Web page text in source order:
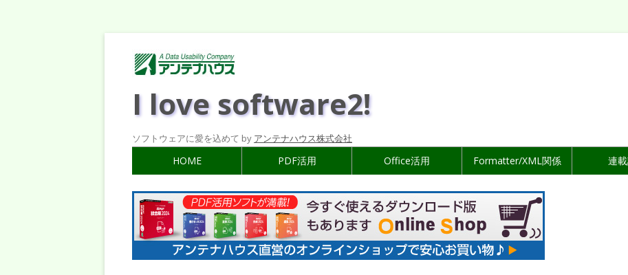
I love software2!
ソフトウェアに愛を込めて by アンテナハウス株式会社
HOME PDF活用 Office活用 Formatter/XML関係 連